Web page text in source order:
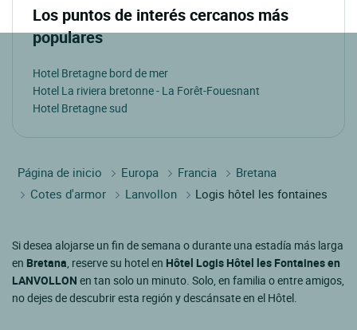
Los puntos de interés cercanos más
populares
Hotel Bretagne bord de mer
Hotel La riviera bretonne - La Forêt-Fouesnant
Hotel Bretagne sud
Página de inicio Europa Francia
Bretana
Cotes d'armor
Lanvollon Logis hôtel les fontaines
Si desea alojarse un fin de semana o durante una estadía más larga
en Bretana, reserve su hotel en Hôtel Logis Hôtel les Fontaines en
LANVOLLON en tan solo un minuto. Solo, en familia o entre amigos,
no dejes de descubrir esta región y descánsate en el Hôtel.